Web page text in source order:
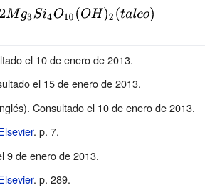
el 10 de enero de 2013.
el 15 de enero de 2013.
Consultado el 10 de enero de 2013.
. p. 7.
9 de enero de 2013.
. p. 289.